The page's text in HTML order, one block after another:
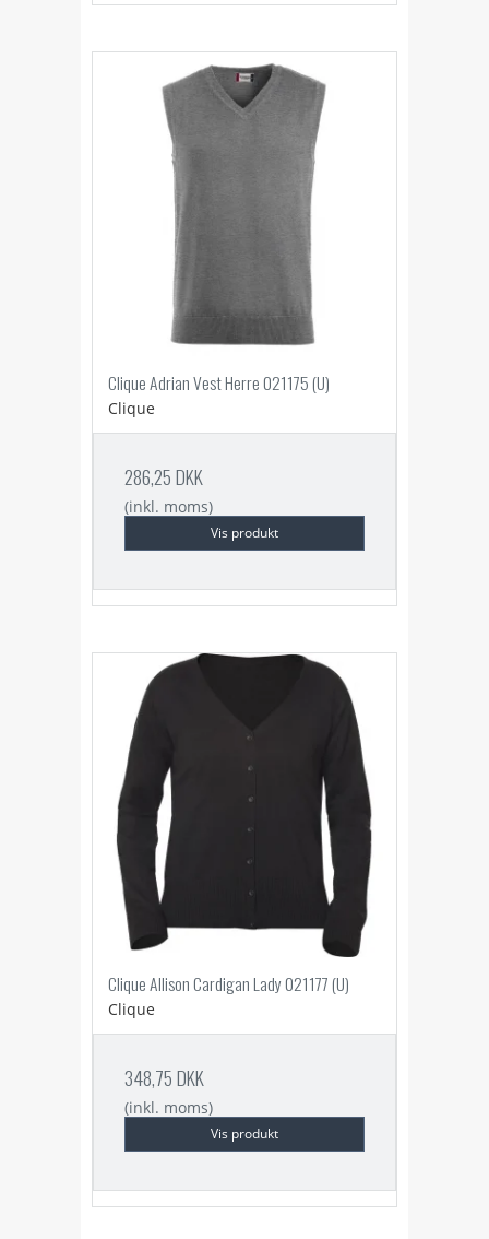
Clique Adrian Vest Herre 021175 (U)
Clique
286,25 DKK
(inkl. moms)
Vis produkt
Clique Allison Cardigan Lady 021177 (U)
Clique
348,75 DKK
(inkl. moms)
Vis produkt